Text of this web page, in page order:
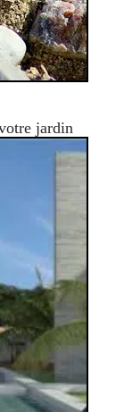
jardin